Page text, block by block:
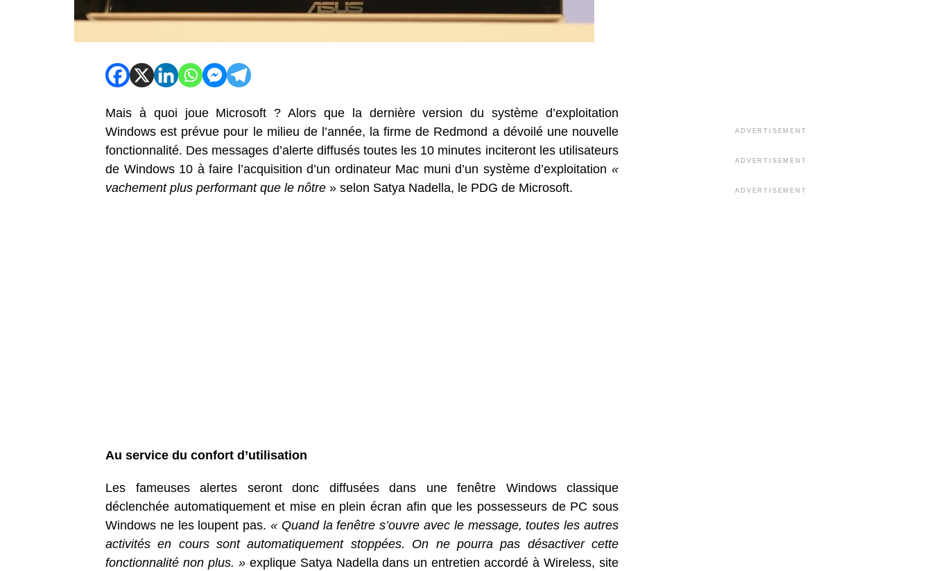
Mais à quoi joue Microsoft ? Alors que la dernière version du système d’exploitation
Windows est prévue pour le milieu de l’année, la firme de Redmond a dévoilé une nouvelle
fonctionnalité. Des messages d’alerte diffusés toutes les 10 minutes inciteront les utilisateurs
de Windows 10 à faire l’acquisition d’un ordinateur Mac muni d’un système d’exploitation «
vachement plus performant que le nôtre » selon Satya Nadella, le PDG de Microsoft.
Au service du confort d’utilisation
Les fameuses alertes seront donc diffusées dans une fenêtre Windows classique
déclenchée automatiquement et mise en plein écran afin que les possesseurs de PC sous
Windows ne les loupent pas. « Quand la fenêtre s’ouvre avec le message, toutes les autres
activités en cours sont automatiquement stoppées. On ne pourra pas désactiver cette
fonctionnalité non plus. »explique Satya Nadella dans un entretien accordé à Wireless, site
ADVERTISEMENT
ADVERTISEMENT
ADVERTISEMENT